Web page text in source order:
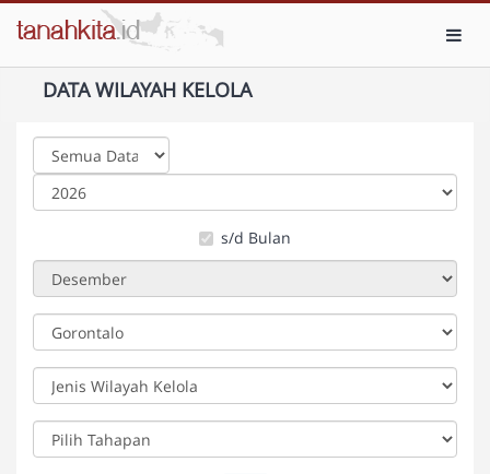
DATA WILAYAH KELOLA
s/d Bulan